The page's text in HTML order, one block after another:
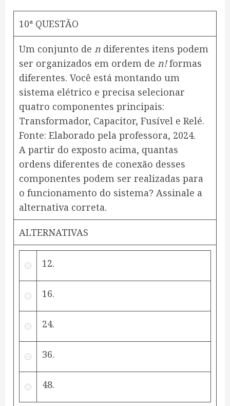
10ª QUESTÃO
Um conjunto de n diferentes itens podem
ser organizados em ordem de n!formas
diferentes. Você está montando um
sistema elétrico e precisa selecionar
quatro componentes principais:
Transformador, Capacitor, Fusível e Relé.
Fonte: Elaborado pela professora, 2024.
A partir do exposto acima, quantas
ordens diferentes de conexão desses
componentes podem ser realizadas para
o funcionamento do sistema? Assinale a
alternativa correta.
ALTERNATIVAS
12.
16.
24.
36.
48.